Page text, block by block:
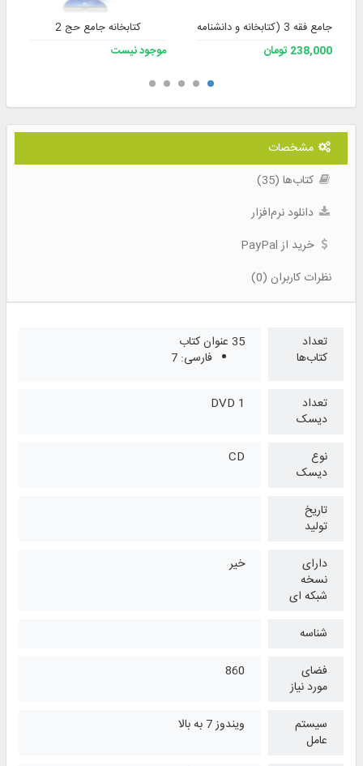
جامع فقه 3 (کتابخانه و دانشنامه تخصصی فقه)
238,000 تومان
کتابخانه جامع حج 2
موجود نیست
مشخصات
کتاب‌ها (35)
دانلود نرم‌افزار
خرید از PayPal
نظرات کاربران (0)
تعداد
کتاب‌ها
35 عنوان کتاب
فارسی: 7
تعداد
دیسک
1 DVD
نوع
دیسک
CD
تاریخ
تولید
دارای
نسخه
شبکه ای
خیر
شناسه
فضای
مورد نیاز
860
سیستم
عامل
ویندوز 7 به بالا